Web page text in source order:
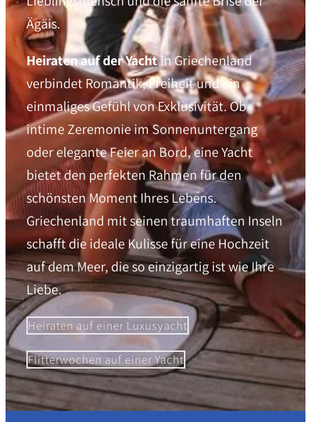
Ägäis.
Heiraten auf der Yachtin Griechenland
verbindet Romantik, Freiheit und ein
einmaliges Gefühl von Exklusivität. Ob
intime Zeremonie im Sonnenuntergang
oder elegante Feier an Bord, eine Yacht
bietet den perfekten Rahmen für den
schönsten Moment Ihres Lebens.
Griechenland mit seinen traumhaften Inseln
schafft die ideale Kulisse für eine Hochzeit
auf dem Meer, die so einzigartig ist wie Ihre
Liebe.
Heiraten auf einer Luxusyacht
Flitterwochen auf einer Yacht